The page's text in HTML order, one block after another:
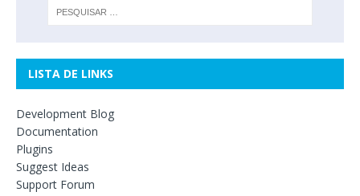
LISTA DE LINKS
Development Blog
Documentation
Plugins
Suggest Ideas
Support Forum